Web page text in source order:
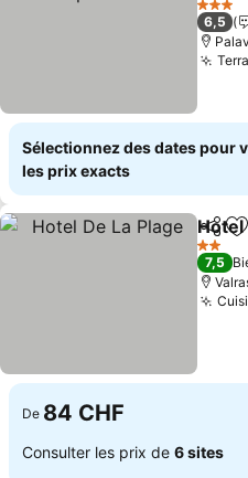
3
6,5
Sélectionnez des dates pour
les prix exacts
Hotel
2 Étoiles
7,5
De 84 CHF
Consulter les prix de 6 sites